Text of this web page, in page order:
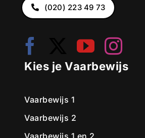
(020) 223 49 73
Kies je Vaarbewijs
Vaarbewijs 1
Vaarbewijs 2
Vaarbewijs 1 en 2